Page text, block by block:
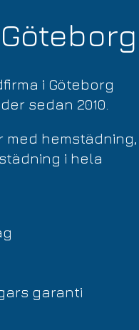
i Göteborg
sedan 2010.
med hemstädning,
i hela
garanti